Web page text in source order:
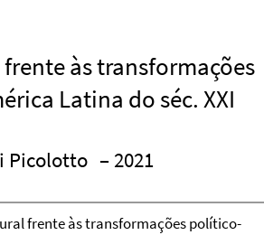
às transformações
Latina do séc. XXI
Picolotto – 2021
frente às transformações político-